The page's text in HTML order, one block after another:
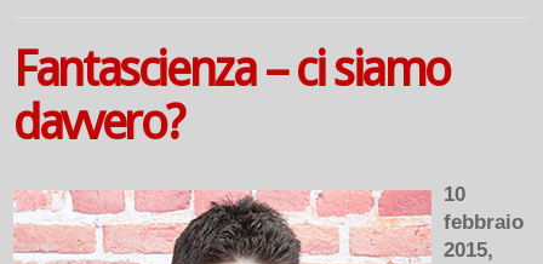
Fantascienza – ci siamo
davvero?
10
febbraio
2015,